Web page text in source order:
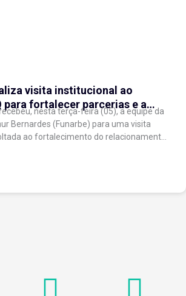
visita institucional ao
para fortalecer parcerias e a
nesta terça-feira (05), a equipe da
Bernardes (Funarbe) para uma visita
ao fortalecimento do relacionamento